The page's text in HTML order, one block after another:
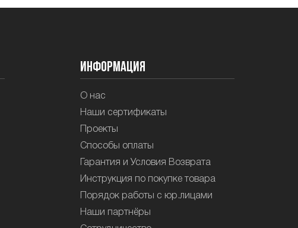
Информация
О нас
Наши сертификаты
Проекты
Способы оплаты
Гарантия и Условия Возврата
Инструкция по покупке товара
Порядок работы с юр.лицами
Наши партнёры